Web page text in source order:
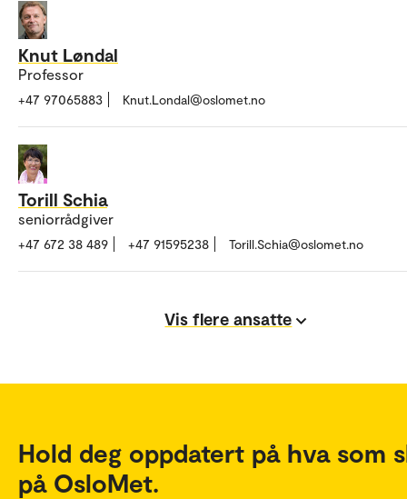
Knut Løndal
Professor
+47 97065883 Knut.Londal@oslomet.no
Torill Schia
seniorrådgiver
+47 672 38 489 +47 91595238 Torill.Schia@oslomet.no
Vis flere ansatte
Hold deg oppdatert på hva som
på OsloMet.